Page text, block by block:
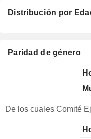
Distribución por
Paridad de género
De los cuales Comité